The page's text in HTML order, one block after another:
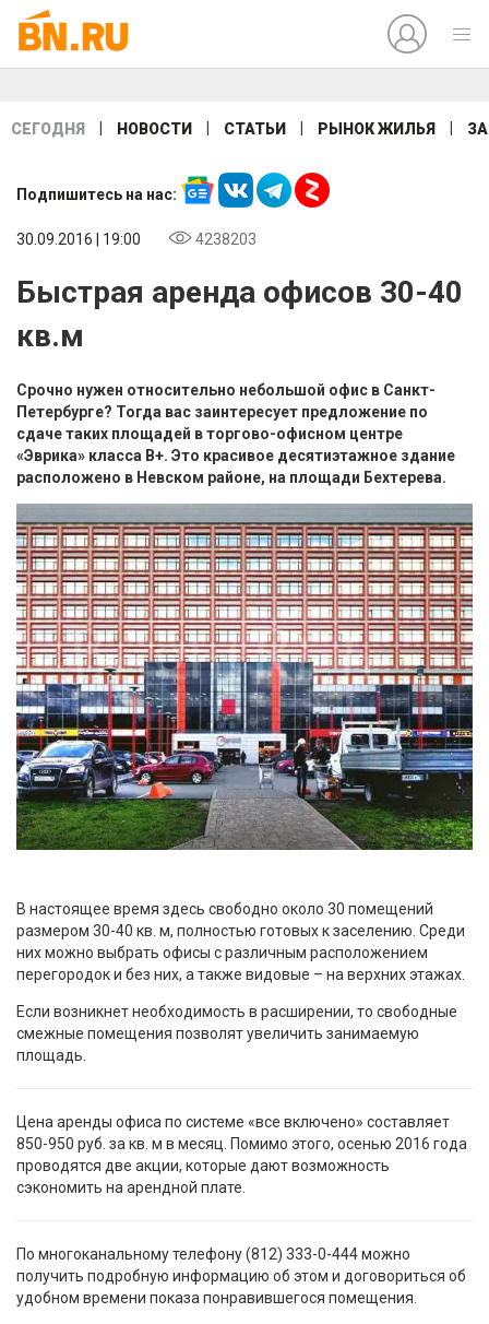
СЕГОДНЯ НОВОСТИ СТАТЬИ РЫНОК ЖИЛЬЯ
Подпишитесь на нас:
30.09.2016 | 19:00 4238203
Быстрая аренда офисов 30-40
кв.м
Срочно нужен относительно небольшой офис в Санкт-
Петербурге? Тогда вас заинтересует предложение по
сдаче таких площадей в торгово-офисном центре
«Эврика» класса В+. Это красивое десятиэтажное здание
расположено в Невском районе, на площади Бехтерева.
В настоящее время здесь свободно около 30 помещений
размером 30-40 кв. м, полностью готовых к заселению. Среди
них можно выбрать офисы с различным расположением
перегородок и без них, а также видовые – на верхних этажах.
Если возникнет необходимость в расширении, то свободные
смежные помещения позволят увеличить занимаемую
площадь.
Цена аренды офиса по системе «все включено» составляет
850-950 руб. за кв. м в месяц. Помимо этого, осенью 2016 года
проводятся две акции, которые дают возможность
сэкономить на арендной плате.
По многоканальному телефону (812) 333-0-444 можно
получить подробную информацию об этом и договориться об
удобном времени показа понравившегося помещения.